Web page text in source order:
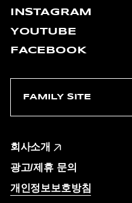
INSTAGRAM
YOUTUBE
FACEBOOK
회사소개
광고/제휴 문의
개인정보보호방침